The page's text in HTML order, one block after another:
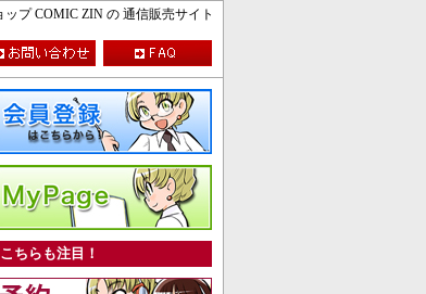
プ COMIC ZIN の 通信販売サイト
こちらも注目！